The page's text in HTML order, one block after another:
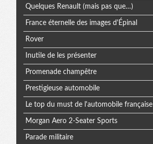
extra
Quelques Renault (mais pas que…)
France éternelle des images d'Épinal
Rover
Inutile de les présenter
Promenade champêtre
Prestigieuse automobile
Le top du must de l'automobile française
Morgan Aero 2-Seater Sports
Parade militaire